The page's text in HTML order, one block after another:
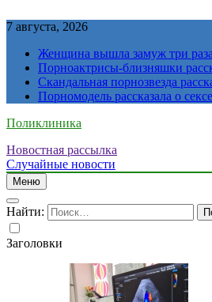
7 августа, 2026
Женщина вышла замуж три раза
Порноактрисы-близняшки
Скандальная порнозвезда
Порномодель рассказала о
Поликлиника
Новостная рассылка
Случайные новости
Меню
Найти:
Заголовки